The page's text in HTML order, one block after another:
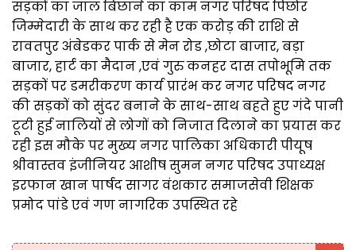
सड़कों का जाल बिछाने का काम नगर परिषद पिछोर
जिम्मेदारी के साथ कर रही है एक करोड़ की राशि से
रावतपुर अंबेडकर पार्क से मेन रोड ,छोटा बाजार, बड़ा
बाजार, हार्ट का मैदान ,एवं गुरु कनहर दास तपोभूमि तक
सड़कों पर डमरीकरण कार्य प्रारंभ कर नगर परिषद नगर
की सड़कों को सुंदर बनाने के साथ-साथ बहते हुए गंदे पानी
टूटी हुई नालियों से लोगों को निजात दिलाने का प्रयास कर
रही इस मौके पर मुख्य नगर पालिका अधिकारी पीयूष
श्रीवास्तव इंजीनियर आशीष सुमन नगर परिषद उपाध्यक्ष
इरफान खान पार्षद सागर वंशकार समाजसेवी शिक्षक
प्रमोद पांडे एवं गण नागरिक उपस्थित रहे